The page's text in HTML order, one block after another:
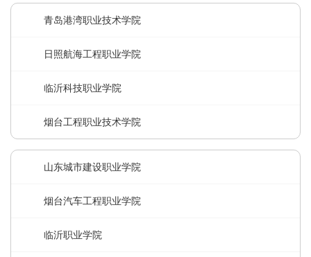
青岛港湾职业技术学院
日照航海工程职业学院
临沂科技职业学院
烟台工程职业技术学院
山东城市建设职业学院
烟台汽车工程职业学院
临沂职业学院